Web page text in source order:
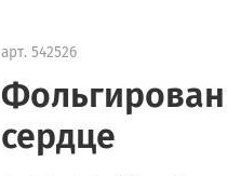
арт. 542526
сердце